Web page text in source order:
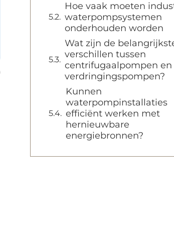
Hoe vaak moeten
waterpompsystemen
onderhouden worden
Wat zijn de
verschillen tussen
centrifugaalpompen en
verdringingspompen?
Kunnen
waterpompinstallaties
efficiënt werken met
hernieuwbare
energiebronnen?